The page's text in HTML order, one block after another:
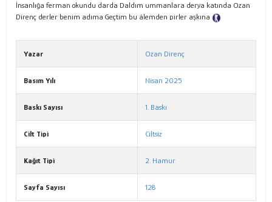
İnsanlığa ferman okundu darda Daldım ummanlara derya katında Ozan
Direnç derler benim adıma Geçtim bu âlemden pirler aşkına
Yazar Ozan Direnç
Basım Yılı Nisan 2025
Baskı Sayısı 1. Baskı
Cilt Tipi Ciltsiz
Kağıt Tipi 2. Hamur
Sayfa Sayısı 128